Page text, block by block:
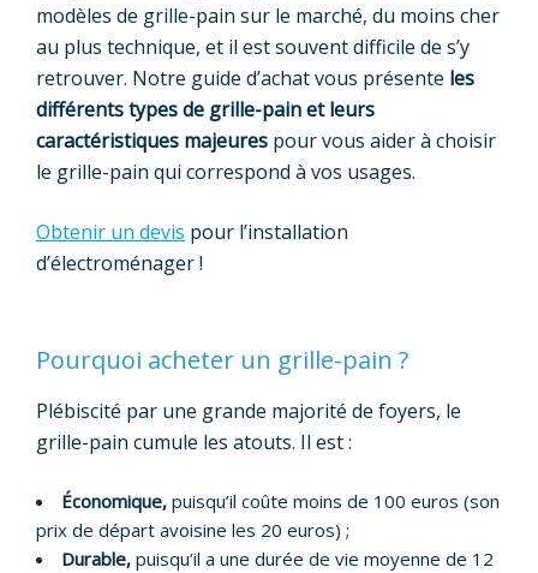
modèles de grille-pain sur le marché, du moins cher
au plus technique, et il est souvent difficile de s’y
retrouver. Notre guide d’achat vous présente les
différents types de grille-pain et leurs
caractéristiques majeures pour vous aider à choisir
le grille-pain qui correspond à vos usages.
Obtenir un devis pour l’installation
d’électroménager !
Pourquoi acheter un grille-pain ?
Plébiscité par une grande majorité de foyers, le
grille-pain cumule les atouts. Il est :
Économique, puisqu’il coûte moins de 100 euros (son
prix de départ avoisine les 20 euros) ;
Durable, puisqu’il a une durée de vie moyenne de 12